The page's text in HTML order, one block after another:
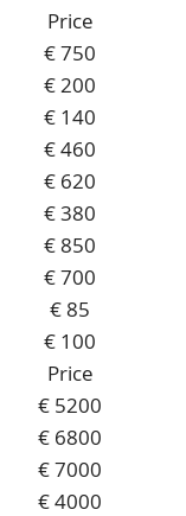
Price
€ 750
€ 200
€ 140
€ 460
€ 620
€ 380
€ 850
€ 700
€ 85
€ 100
Price
€ 5200
€ 6800
€ 7000
€ 4000